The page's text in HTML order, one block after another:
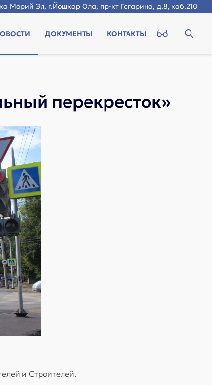
Марий Эл, г.Йошкар Ола, пр-кт Гагарина, д.8, каб.210
ДОКУМЕНТЫ КОНТАКТЫ
перекресток»
и Строителей.